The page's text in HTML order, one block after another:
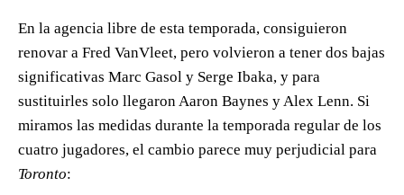
En la agencia libre de esta temporada, consiguieron
renovar a Fred VanVleet, pero volvieron a tener dos bajas
significativas Marc Gasol y Serge Ibaka, y para
sustituirles solo llegaron Aaron Baynes y Alex Lenn. Si
miramos las medidas durante la temporada regular de los
cuatro jugadores, el cambio parece muy perjudicial para
Toronto: